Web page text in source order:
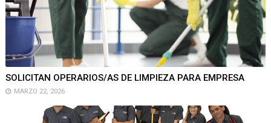
SOLICITAN OPERARIOS/AS DE LIMPIEZA PARA EMPRESA
MARZO 22, 2026